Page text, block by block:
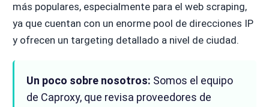
más populares, especialmente para el web scraping,
ya que cuentan con un enorme pool de direcciones IP
y ofrecen un targeting detallado a nivel de ciudad.
Un poco sobre nosotros: Somos el equipo
de Caproxy, que revisa proveedores de